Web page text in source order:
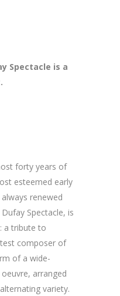
Spectacle is a
forty years of
esteemed early
renewed
Spectacle, is
a tribute to
composer of
of a wide-
arranged
variety.